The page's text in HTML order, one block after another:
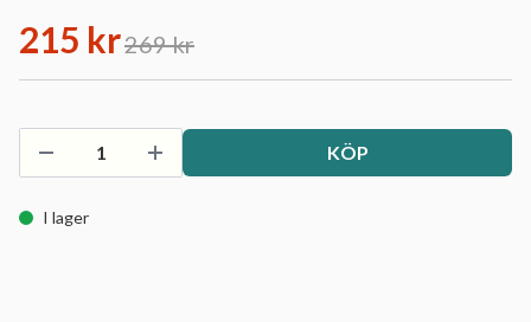
215 kr269 kr
KÖP
I lager